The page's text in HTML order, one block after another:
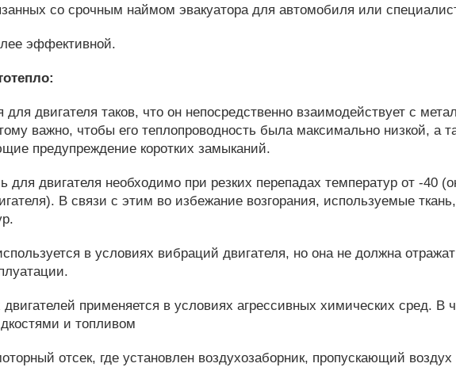
со срочным наймом эвакуатора для автомобиля или
эффективной.
двигателя таков, что он непосредственно взаимодействует с
важно, чтобы его теплопроводность была максимально низкой, а
предупреждение коротких замыканий.
для двигателя необходимо при резких перепадах температур от -40
В связи с этим во избежание возгорания, используемые
в условиях вибраций двигателя, но она не должна
применяется в условиях агрессивных химических сред. В
и топливом
отсек, где установлен воздухозаборник, пропускающий